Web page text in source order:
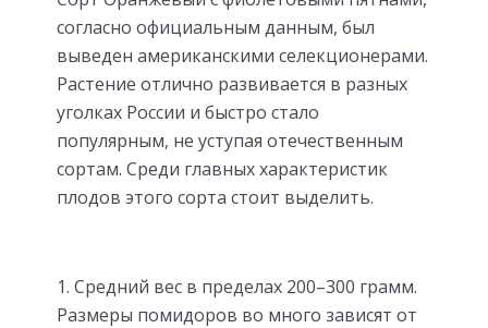
согласно официальным данным, был
выведен американскими селекционерами.
Растение отлично развивается в разных
уголках России и быстро стало
популярным, не уступая отечественным
сортам. Среди главных характеристик
плодов этого сорта стоит выделить.
Средний вес в пределах 200–300 грамм.
Размеры помидоров во много зависят от